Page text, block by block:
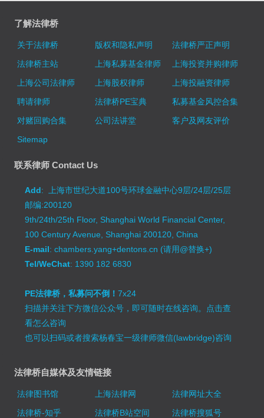
了解法律桥
关于法律桥 版权和隐私声明
法律桥严正声明
法律桥主站
上海私募基金律师
上海投资并购律师
上海公司法律师
上海股权律师
上海投融资律师
聘请律师
法律桥PE宝典
私募基金风控合集
对赌回购合集
公司法讲堂
客户及网友评价
Sitemap
联系律师 Contact Us
Add: 上海市世纪大道100号环球金融中心9层/24层/25层
邮编:200120
9th/24th/25th Floor, Shanghai World Financial Center,
100 Century Avenue, Shanghai 200120, China
E-mail: chambers.yang+dentons.cn (请用@替换+)
Tel/WeChat: 1390 182 6830
PE法律桥，私募问不倒！7x24
扫描并关注下方微信公众号，即可随时在线咨询。 点击查
看怎么咨询
也可以扫码或者搜索杨春宝一级律师微信(lawbridge)咨询
法律桥自媒体及友情链接
法律图书馆 上海法律网
法律网址大全
法律桥-知乎
法律桥B站空间
法律桥搜狐号